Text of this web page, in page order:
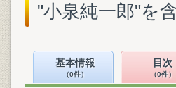
"小泉純一郎"を
基本情報
（0件）
目次
（0件）